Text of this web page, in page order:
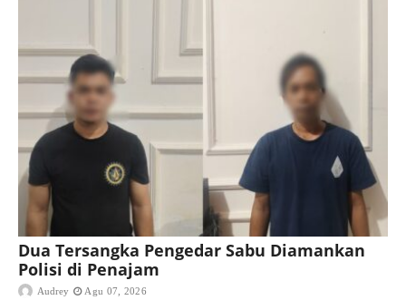
Dua Tersangka Pengedar Sabu Diamankan
Polisi di Penajam
Audrey Agu 07, 2026